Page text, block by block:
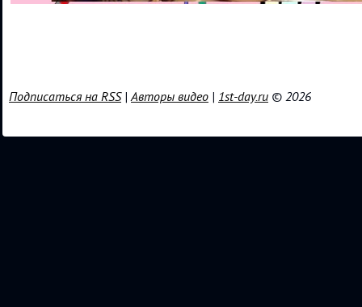
Подписаться на RSS|Авторы видео | 1st-day.ru © 2026